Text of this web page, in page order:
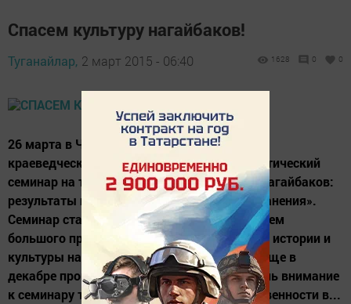
Спасем культуру нагайбаков!
Туганайлар, 2 март 2015 - 06:40 1628 0 0
26 марта в Челябинском государственном
краеведческом музее пройдет научно-практический
семинар на тему «Традиционная культура нагайбаков:
результаты и перспективы изучения и сохранения».
Семинар станет завершающим мероприятием
большого проекта, посвященного изучению истории и
культуры нагайбаков, который стартовал еще в
декабре прошлого года. В надежде привлечь внимание
к семинару татарстанской научной общественности в...